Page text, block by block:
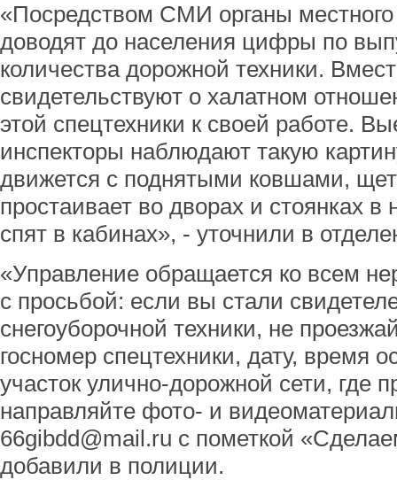
«Посредством СМИ органы
доводят до населения цифры по
количества дорожной техники.
свидетельствуют о халатном
этой спецтехники к своей работе.
инспекторы наблюдают такую
движется с поднятыми ковшами,
простаивает во дворах и стоянках
спят в кабинах», - уточнили в
«Управление обращается ко всем
с просьбой: если вы стали
снегоуборочной техники, не
госномер спецтехники, дату, время
участок улично-дорожной сети, где
направляйте фото- и
66gibdd@mail.ru с пометкой
добавили в полиции.